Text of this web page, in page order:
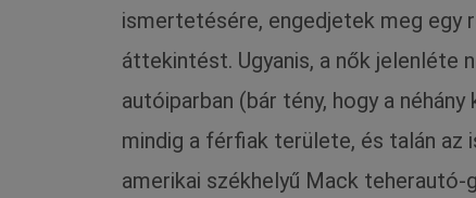
ismertetésére, engedjetek meg egy
áttekintést. Ugyanis, a nők jelenléte
autóiparban (bár tény, hogy a
mindig a férfiak területe, és talán az
amerikai székhelyű Mack teherautó-